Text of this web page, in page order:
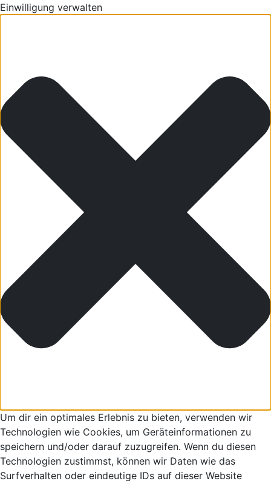
Einwilligung verwalten
Um dir ein optimales Erlebnis zu bieten, verwenden wir
Technologien wie Cookies, um Geräteinformationen zu
speichern und/oder darauf zuzugreifen. Wenn du diesen
Technologien zustimmst, können wir Daten wie das
Surfverhalten oder eindeutige IDs auf dieser Website